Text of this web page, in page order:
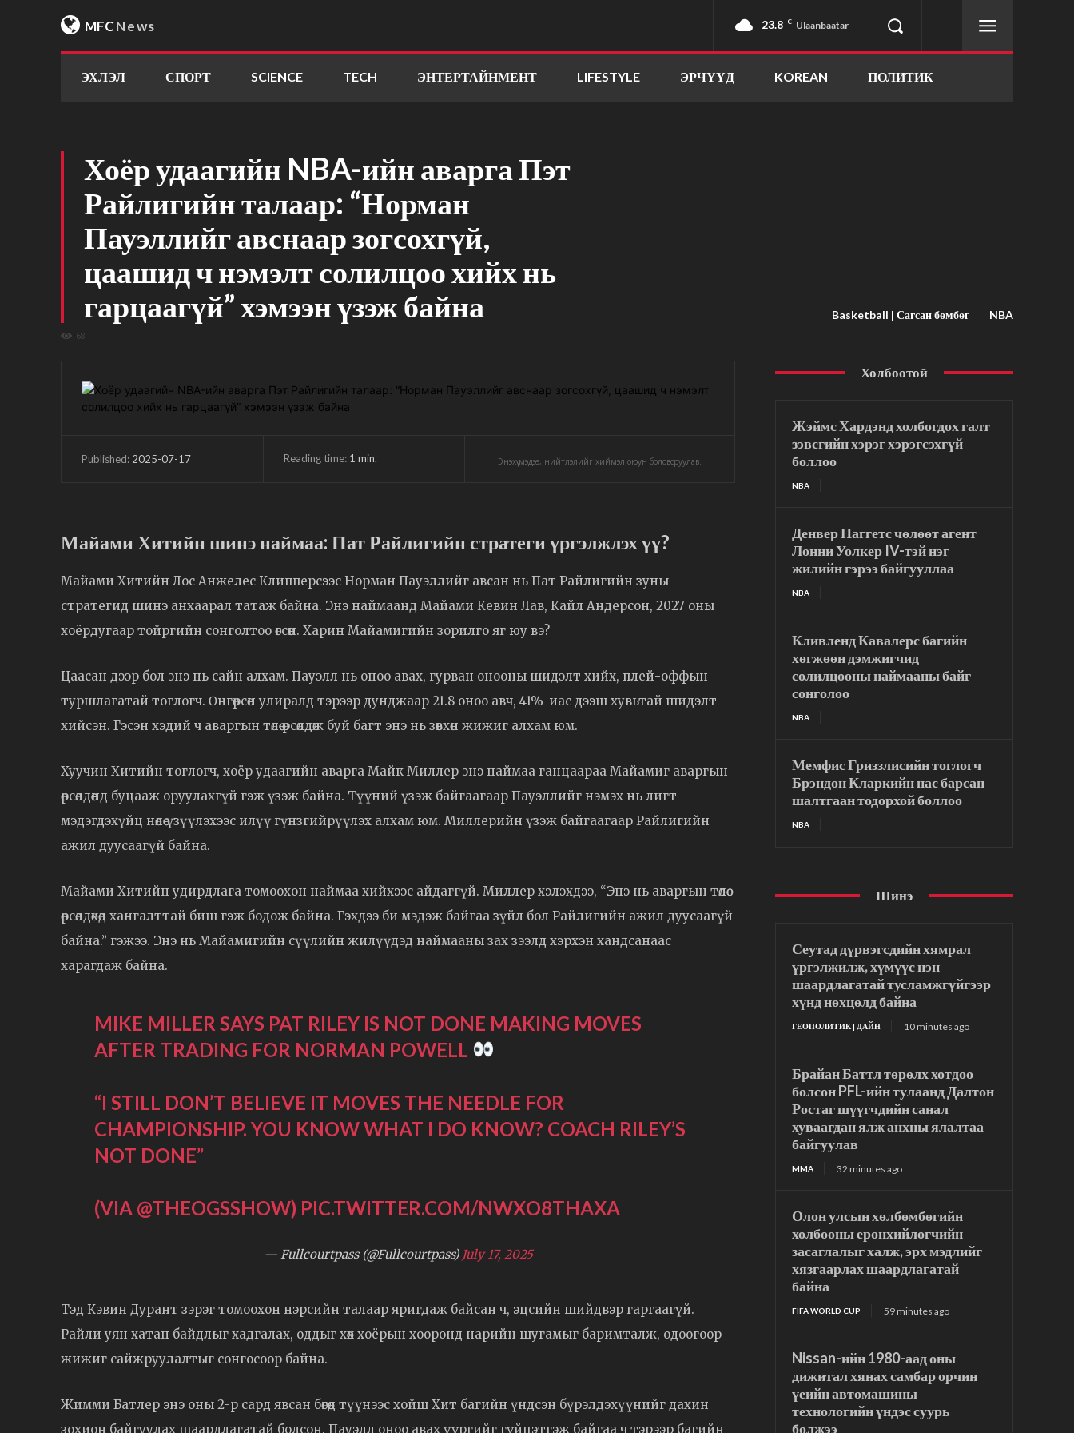
MFCNews 23.8 C Ulaanbaatar
ЭХЛЭЛ СПОРТ SCIENCE TECH ЭНТЕРТАЙНМЕНТ LIFESTYLE ЭРЧҮҮД KOREAN ПОЛИТИК
Хоёр удаагийн NBA-ийн аварга Пэт
Райлигийн талаар: “Норман
Пауэллийг авснаар зогсохгүй,
цаашид ч нэмэлт солилцоо хийх нь
гарцаагүй” хэмээн үзэж байна
68
Basketball | Сагсан бөмбөг NBA
Published: 2025-07-17 Reading time: 1 min. Энэхүү мэдээ, нийтлэлийг хиймэл оюун боловсруулав.
Майами Хитийн шинэ наймаа: Пат Райлигийн стратеги үргэлжлэх үү?
Майами Хитийн Лос Анжелес Клипперсээс Норман Пауэллийг авсан нь Пат Райлигийн зуны
стратегид шинэ анхаарал татаж байна. Энэ наймаанд Майами Кевин Лав, Кайл Андерсон, 2027 оны
хоёрдугаар тойргийн сонголтоо өгсөн. Харин Майамигийн зорилго яг юу вэ?
Цаасан дээр бол энэ нь сайн алхам. Пауэлл нь оноо авах, гурван онооны шидэлт хийх, плей-оффын
туршлагатай тоглогч. Өнгөрсөн улиралд тэрээр дунджаар 21.8 оноо авч, 41%-иас дээш хувьтай шидэлт
хийсэн. Гэсэн хэдий ч аваргын төлөө өрсөлдөж буй багт энэ нь зөвхөн жижиг алхам юм.
Хуучин Хитийн тоглогч, хоёр удаагийн аварга Майк Миллер энэ наймаа ганцаараа Майамиг аваргын
өрсөлдөөнд буцааж оруулахгүй гэж үзэж байна. Түүний үзэж байгаагаар Пауэллийг нэмэх нь лигт
мэдэгдэхүйц нөлөө үзүүлэхээс илүү гүнзгийрүүлэх алхам юм. Миллерийн үзэж байгаагаар Райлигийн
ажил дуусаагүй байна.
Майами Хитийн удирдлага томоохон наймаа хийхээс айдаггүй. Миллер хэлэхдээ, “Энэ нь аваргын төлөө
өрсөлдөхөд хангалттай биш гэж бодож байна. Гэхдээ би мэдэж байгаа зүйл бол Райлигийн ажил дуусаагүй
байна.” гэжээ. Энэ нь Майамигийн сүүлийн жилүүдэд наймааны зах зээлд хэрхэн хандсанаас
харагдаж байна.
MIKE MILLER SAYS PAT RILEY IS NOT DONE MAKING MOVES
AFTER TRADING FOR NORMAN POWELL
“I STILL DON’T BELIEVE IT MOVES THE NEEDLE FOR
CHAMPIONSHIP. YOU KNOW WHAT I DO KNOW? COACH RILEY’S
NOT DONE”
(VIA @THEOGSSHOW) PIC.TWITTER.COM/NWXO8THAXA
— Fullcourtpass (@Fullcourtpass) July 17, 2025
Тэд Кэвин Дурант зэрэг томоохон нэрсийн талаар яригдаж байсан ч, эцсийн шийдвэр гаргаагүй.
Райли уян хатан байдлыг хадгалах, оддыг хөөх хоёрын хооронд нарийн шугамыг баримталж, одоогоор
жижиг сайжруулалтыг сонгосоор байна.
Жимми Батлер энэ оны 2-р сард явсан бөгөөд түүнээс хойш Хит багийн үндсэн бүрэлдэхүүнийг дахин
зохион байгуулах шаардлагатай болсон. Пауэлл оноо авах үүргийг гүйцэтгэж байгаа ч тэрээр багийн
Холбоотой
Жэймс Хардэнд холбогдох галт
зэвсгийн хэрэг хэрэгсэхгүй
боллоо
NBA
Денвер Наггетс чөлөөт агент
Лонни Уолкер IV-тэй нэг
жилийн гэрээ байгууллаа
NBA
Кливленд Кавалерс багийн
хөгжөөн дэмжигчид
солилцооны наймааны байг
сонголоо
NBA
Мемфис Гриззлисийн тоглогч
Брэндон Кларкийн нас барсан
шалтгаан тодорхой боллоо
NBA
Шинэ
Сеутад дүрвэгсдийн хямрал
үргэлжилж, хүмүүс нэн
шаардлагатай тусламжгүйгээр
хүнд нөхцөлд байна
ГЕОПОЛИТИК | ДАЙН 10 minutes ago
Брайан Баттл төрөлх хотдоо
болсон PFL-ийн тулаанд Далтон
Ростаг шүүгчдийн санал
хуваагдан ялж анхны ялалтаа
байгуулав
MMA 32 minutes ago
Олон улсын хөлбөмбөгийн
холбооны ерөнхийлөгчийн
засаглалыг халж, эрх мэдлийг
хязгаарлах шаардлагатай
байна
FIFA WORLD CUP 59 minutes ago
Nissan-ийн 1980-аад оны
дижитал хянах самбар орчин
үеийн автомашины
технологийн үндэс суурь
болжээ